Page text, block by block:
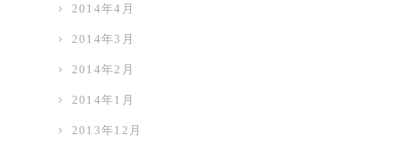
2014年4月
2014年3月
2014年2月
2014年1月
2013年12月